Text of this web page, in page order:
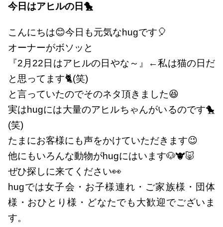
今日はアヒルの日🐤
こんにちは😊今日も元気なhugです🎈
オーナーがボソッと
『2月22日はアヒルの日やな～』←私は猫の日だ
と思ってます🐈(笑)
と言っていたのでそのネタ頂きました😆
実はhugには大量のアヒルちゃんがいるのです🐤
(笑)
たまにお客様にも声をかけていただきます😉
他にもいろんな動物がhugにはいます🐶🐮🐷
ぜひ探しに来てください👀
hugでは女子会・お子様連れ・ご家族様・団体
様・おひとり様・どなたでも大歓迎でございま
す。